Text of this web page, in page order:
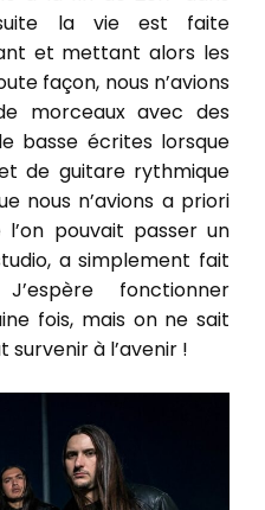
la vie est faite
et mettant alors les
façon, nous n’avions
morceaux avec des
basse écrites lorsque
de guitare rythmique
nous n’avions a priori
pouvait passer un
a simplement fait
fonctionner
fois, mais on ne sait
à l’avenir !